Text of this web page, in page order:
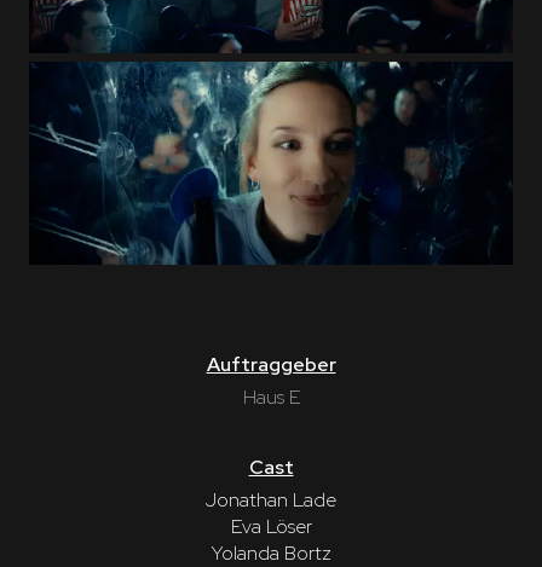
Auftraggeber
Haus E
Cast
Jonathan Lade
Eva Löser
Yolanda Bortz